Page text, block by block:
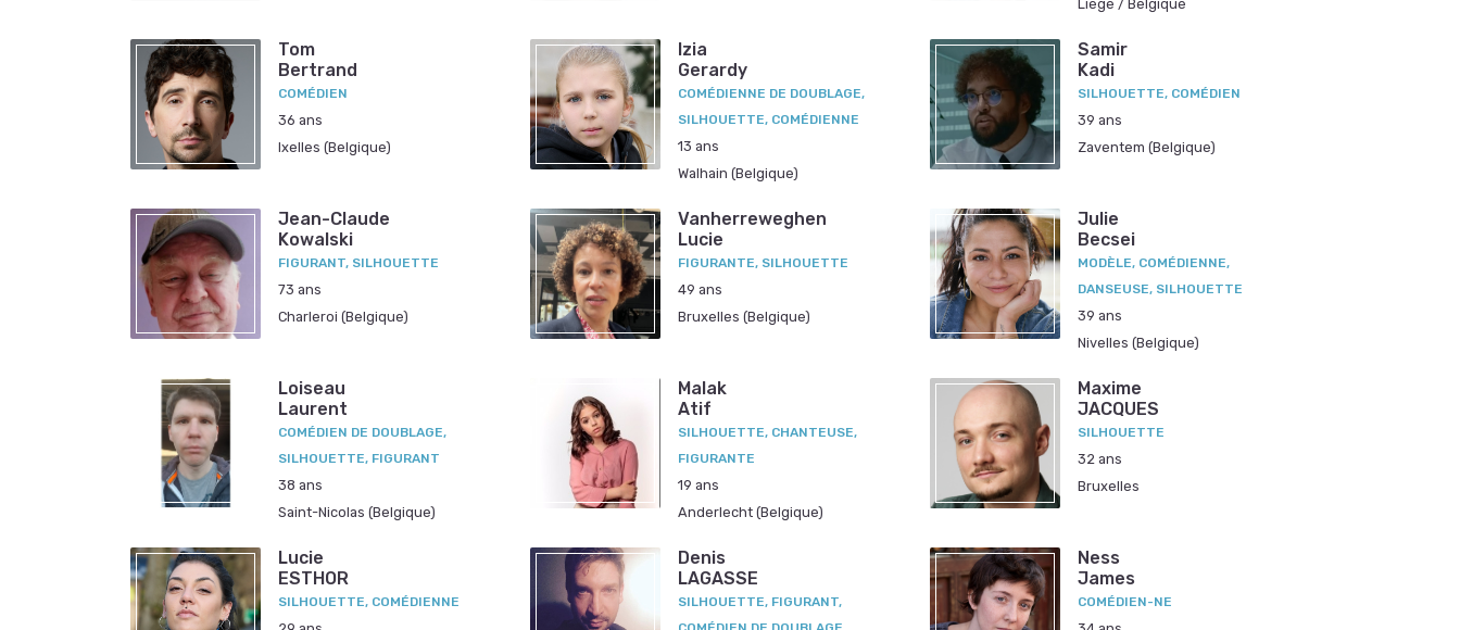
Liege / Belgique
Tom
Bertrand
COMÉDIEN
36 ans
Ixelles (Belgique)
Izia
Gerardy
COMÉDIENNE DE DOUBLAGE,
SILHOUETTE, COMÉDIENNE
13 ans
Walhain (Belgique)
Samir
Kadi
SILHOUETTE, COMÉDIEN
39 ans
Zaventem (Belgique)
Jean-Claude
Kowalski
FIGURANT, SILHOUETTE
73 ans
Charleroi (Belgique)
Vanherreweghen
Lucie
FIGURANTE, SILHOUETTE
49 ans
Bruxelles (Belgique)
Julie
Becsei
MODÈLE, COMÉDIENNE,
DANSEUSE, SILHOUETTE
39 ans
Nivelles (Belgique)
Loiseau
Laurent
COMÉDIEN DE DOUBLAGE,
SILHOUETTE, FIGURANT
38 ans
Saint-Nicolas (Belgique)
Malak
Atif
SILHOUETTE, CHANTEUSE,
FIGURANTE
19 ans
Anderlecht (Belgique)
Maxime
JACQUES
SILHOUETTE
32 ans
Bruxelles
Lucie
ESTHOR
SILHOUETTE, COMÉDIENNE
Denis
LAGASSE
SILHOUETTE, FIGURANT,
Ness
James
COMÉDIEN-NE